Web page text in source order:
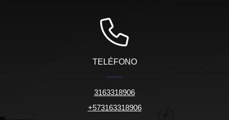
TELÉFONO
3163318906
+573163318906